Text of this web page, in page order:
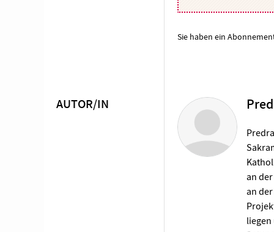
Sie haben ein
Überschrift
AUTOR/IN
an
an
liegen